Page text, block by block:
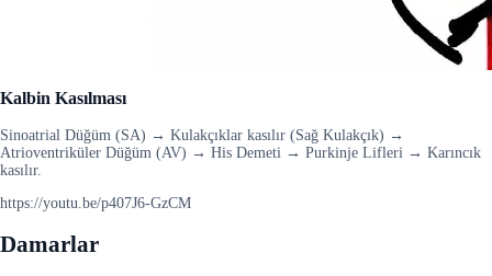
Kalbin Kasılması
Sinoatrial Düğüm (SA) → Kulakçıklar kasılır (Sağ Kulakçık) →
Atrioventriküler Düğüm (AV) → His Demeti → Purkinje Lifleri → Karıncık
kasılır.
https://youtu.be/p407J6-GzCM
Damarlar